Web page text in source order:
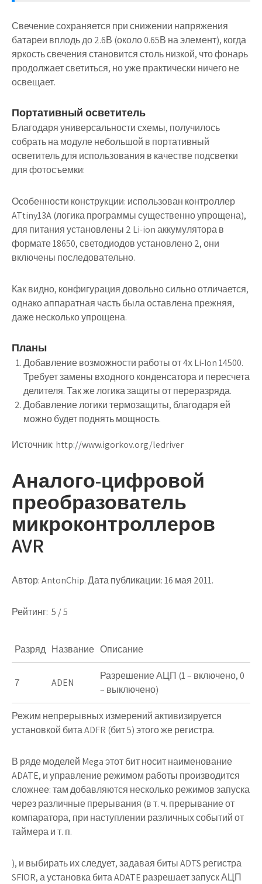
Свечение сохраняется при снижении напряжения
батареи вплодь до 2.6В (около 0.65В на элемент), когда
яркость свечения становится столь низкой, что фонарь
продолжает светиться, но уже практически ничего не
освещает.
Портативный осветитель
Благодаря универсальности схемы, получилось
собрать на модуле небольшой в портативный
осветитель для использования в качестве подсветки
для фотосъемки:
Особенности конструкции: использован контроллер
ATtiny13A (логика программы существенно упрощена),
для питания установлены 2 Li-ion аккумулятора в
формате 18650, светодиодов установлено 2, они
включены последовательно.
Как видно, конфигурация довольно сильно отличается,
однако аппаратная часть была оставлена прежняя,
даже несколько упрощена.
Планы
Добавление возможности работы от 4х Li-Ion 14500.
Требует замены входного конденсатора и пересчета
делителя. Так же логика защиты от переразряда.
Добавление логики термозащиты, благодаря ей
можно будет поднять мощность.
Источник: http://www.igorkov.org/ledriver
Аналого-цифровой
преобразователь
микроконтроллеров
AVR
Автор: AntonChip. Дата публикации: 16 мая 2011.
Рейтинг: 5 / 5
Разряд Название Описание
7 ADEN
Разрешение АЦП (1 – включено, 0
– выключено)
Режим непрерывных измерений активизируется
установкой битаADFR (бит 5) этого же регистра.
В ряде моделей Mega этот бит носит наименование
ADATE, и управление режимом работы производится
сложнее: там добавляются несколько режимов запуска
через различные прерывания (в т. ч. прерывание от
компаратора, при наступлении различных событий от
таймера и т. п.
), и выбирать их следует, задавая битыADTS регистра
SFIOR, а установка битаADATE разрешает запуск АЦП